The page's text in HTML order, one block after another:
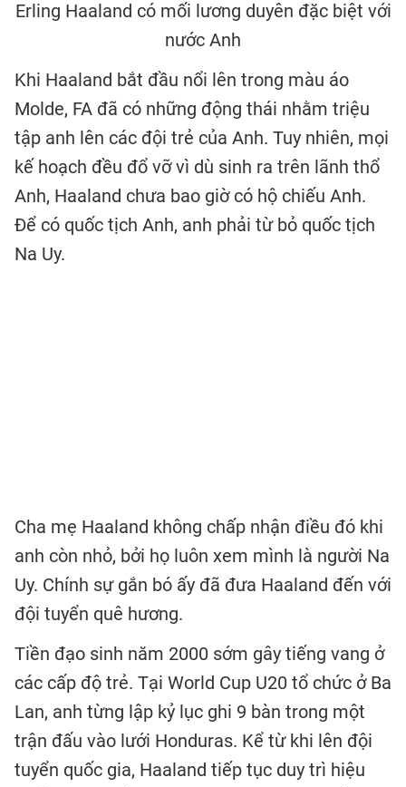
Erling Haaland có mối lương duyên đặc biệt với
nước Anh
Khi Haaland bắt đầu nổi lên trong màu áo
Molde, FA đã có những động thái nhằm triệu
tập anh lên các đội trẻ của Anh. Tuy nhiên, mọi
kế hoạch đều đổ vỡ vì dù sinh ra trên lãnh thổ
Anh, Haaland chưa bao giờ có hộ chiếu Anh.
Để có quốc tịch Anh, anh phải từ bỏ quốc tịch
Na Uy.
Cha mẹ Haaland không chấp nhận điều đó khi
anh còn nhỏ, bởi họ luôn xem mình là người Na
Uy. Chính sự gắn bó ấy đã đưa Haaland đến với
đội tuyển quê hương.
Tiền đạo sinh năm 2000 sớm gây tiếng vang ở
các cấp độ trẻ. Tại World Cup U20 tổ chức ở Ba
Lan, anh từng lập kỷ lục ghi 9 bàn trong một
trận đấu vào lưới Honduras. Kể từ khi lên đội
tuyển quốc gia, Haaland tiếp tục duy trì hiệu